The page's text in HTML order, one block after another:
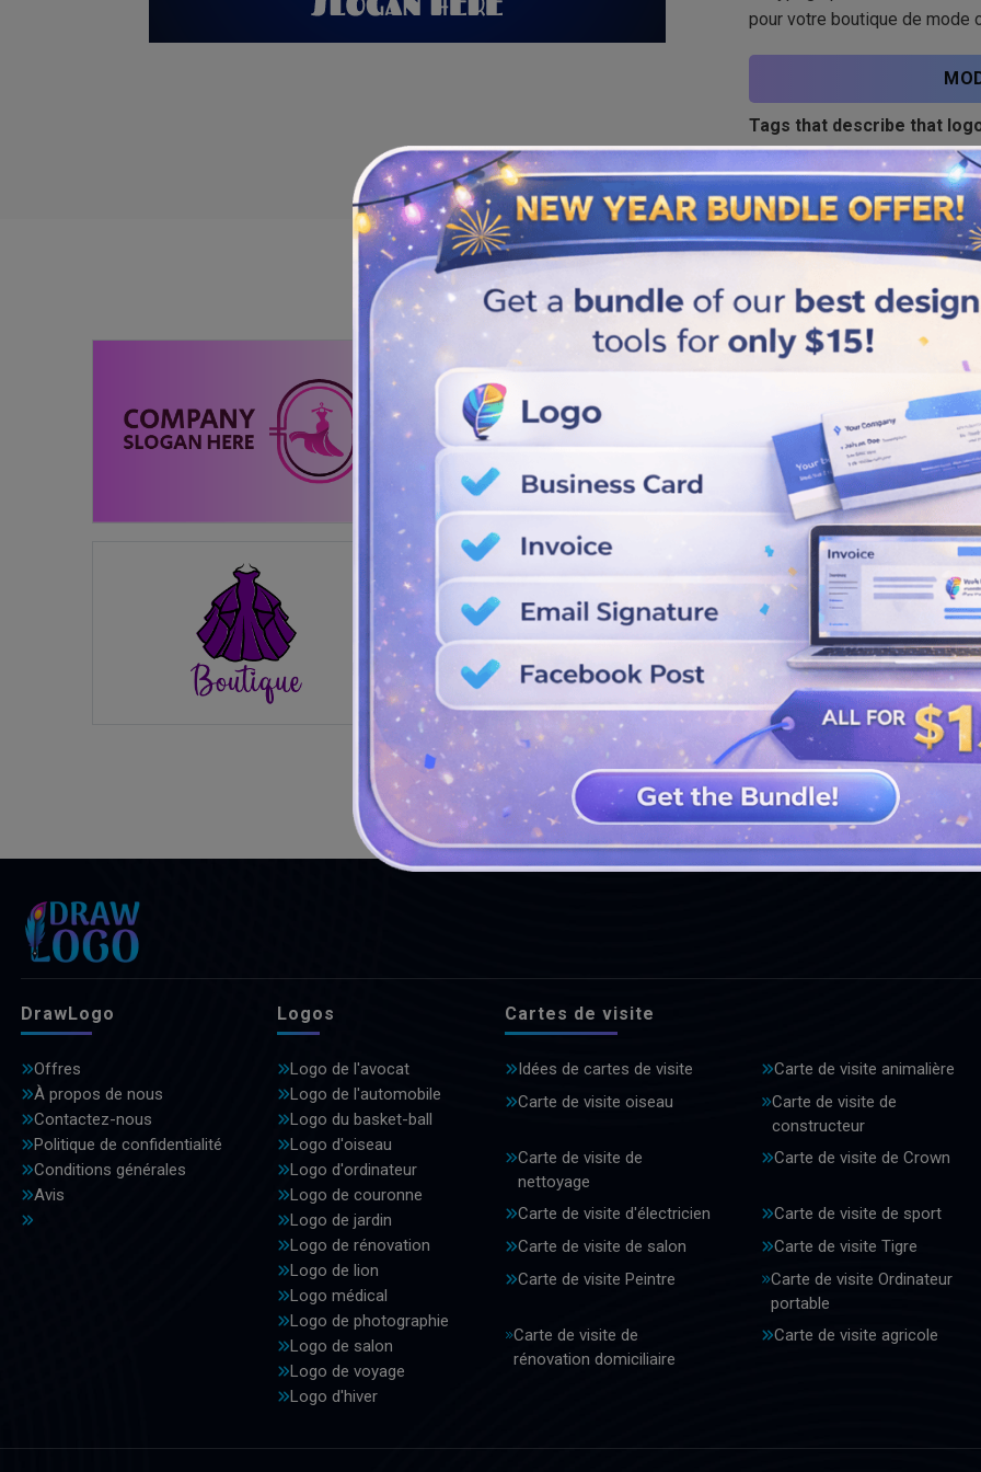
pour votre boutique de mode
Tags that describe that
Boutique ,Façonner
Similar logos
VOIR PLUS DE CONCEPTIONS
DrawLogo
Offres
À propos de nous
Contactez-nous
Politique de confidentialité
Conditions générales
Avis
Logos
Logo de l'avocat
Logo de l'automobile
Logo du basket-ball
Logo d'oiseau
Logo d'ordinateur
Logo de couronne
Logo de jardin
Logo de rénovation
Logo de lion
Logo médical
Logo de photographie
Logo de salon
Logo de voyage
Logo d'hiver
Cartes de visite
Idées de cartes de visite
Carte de visite animalière
Carte de visite oiseau
Carte de visite de
constructeur
Carte de visite de
nettoyage
Carte de visite de Crown
Carte de visite d'électricien
Carte de visite de sport
Carte de visite de salon
Carte de visite Tigre
Carte de visite Peintre
Carte de visite Ordinateur
portable
Carte de visite de
rénovation domiciliaire
Carte de visite agricole